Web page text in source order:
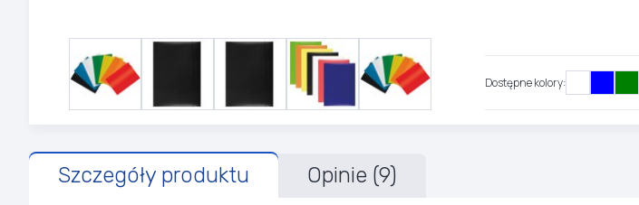
Dostępne kolory:
Szczegóły produktu Opinie (9)